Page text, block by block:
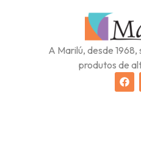
A Marilú, desde
produtos de